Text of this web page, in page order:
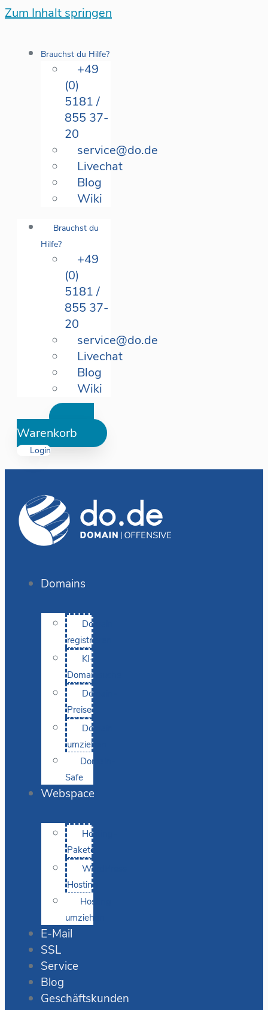
Zum Inhalt springen
Brauchst du Hilfe?
+49
(0)
5181 /
855 37-
20
service@do.de
Livechat
Blog
Wiki
Brauchst du
Hilfe?
+49
(0)
5181 /
855 37-
20
service@do.de
Livechat
Blog
Wiki
Warenkorb
Login
Domains
Domain
registrieren
KI-
Domainsuche
Domain-
Preise
Domain
umziehen
Domain-
Safe
Webspace
Hosting-
Pakete
WordPress
Hosting
Hosting
umziehen
E-Mail
SSL
Service
Blog
Geschäftskunden